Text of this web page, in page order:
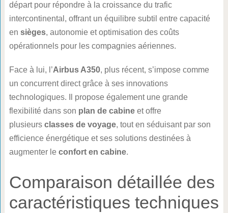
départ pour répondre à la croissance du trafic
intercontinental, offrant un équilibre subtil entre capacité
en sièges, autonomie et optimisation des coûts
opérationnels pour les compagnies aériennes.
Face à lui, l’Airbus A350, plus récent, s’impose comme
un concurrent direct grâce à ses innovations
technologiques. Il propose également une grande
flexibilité dans son plan de cabineet offre
plusieurs classes de voyage, tout en séduisant par son
efficience énergétique et ses solutions destinées à
augmenter le confort en cabine.
Comparaison détaillée des
caractéristiques techniques